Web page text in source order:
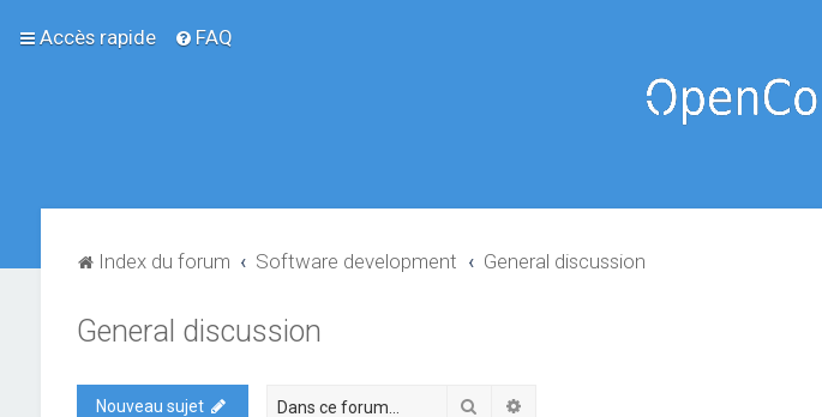
Accès rapide FAQ
Index du forum Software development General discussion
General discussion
Nouveau sujet Rechercher